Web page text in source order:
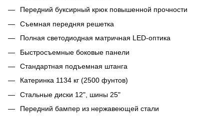
Передний буксирный крюк повышенной прочности
Съемная передняя решетка
Полная светодиодная матричная LED-оптика
Быстросъемные боковые панели
Стандартная подъемная штанга
Катеринка 1134 кг (2500 фунтов)
Стальные диски 12", шины 25"
Передний бампер из нержавеющей стали